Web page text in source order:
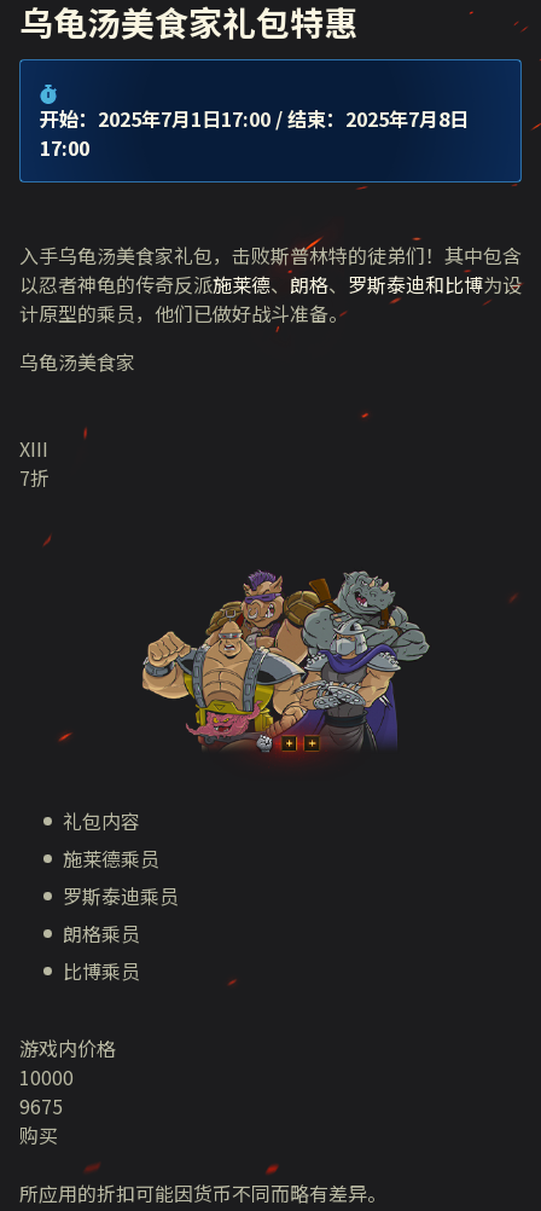
乌龟汤美食家礼包特惠
开始：2025年7月1日17:00 / 结束：2025年7月8日
17:00
入手乌龟汤美食家礼包，击败斯普林特的徒弟们！其中包含
以忍者神龟的传奇反派施莱德、 朗格、 罗斯泰迪和比博为设
计原型的乘员，他们已做好战斗准备。
乌龟汤美食家
XIII
7折
礼包内容
施莱德乘员
罗斯泰迪乘员
朗格乘员
比博乘员
游戏内价格
10000
9675
购买
所应用的折扣可能因货币不同而略有差异。